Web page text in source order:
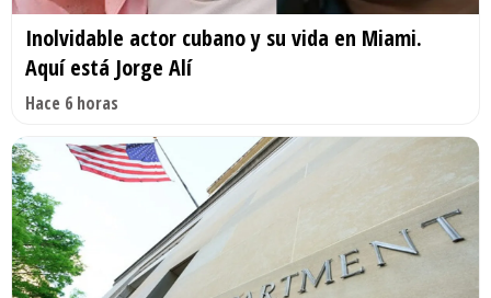
Inolvidable actor cubano y su vida en Miami.
Aquí está Jorge Alí
Hace 6 horas